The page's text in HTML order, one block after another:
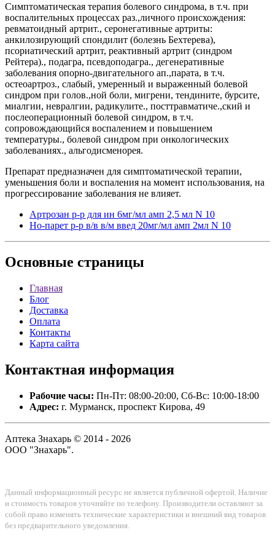
Симптоматическая терапия болевого синдрома, в т.ч. при
воспалительных процессах раз­.,личного происхождения:
ревматоидный артрит., серонегативные артриты:
анкилозирующий спондилит (болезнь Бехтерева),
псориатический артрит, реактивный артрит (синдром
Рейтера)., подагра, псевдоподагра., дегенеративные
заболевания опорно-двигательного ап­.,парата, в т.ч.
остеоартроз., слабый, умеренный и выраженный болевой
синдром при голов­.,ной боли, мигрени, тендините, бурсите,
миалгии, невралгии, радикулите., посттравматиче­.,ский и
послеоперационный болевой синдром, в т.ч.
сопровождающийся воспалением и повышением
температуры., болевой синдром при онкологических
заболеваниях., альгодисменорея.
Препарат предназначен для симптоматической терапии,
уменьшения боли и воспаления на момент использования, на
прогрессирование заболевания не влияет.
Артрозан р-р для ин 6мг/мл амп 2,5 мл N 10
Но-парет р-р в/в в/м введ 20мг/мл амп 2мл N 10
Основные страницы
Главная
Блог
Доставка
Оплата
Контакты
Карта сайта
Контактная информация
Рабочие часы: Пн-Пт: 08:00-20:00, Сб-Вс: 10:00-18:00
Адрес: г. Мурманск, проспект Кирова, 49
Аптека Знахарь © 2014 - 2026
ООО "Знахарь".
Данный информационный ресурс не является публичной офертой. Наличие
и стоимость товаров уточняйте по телефону. Производители оставляют за
собой право изменять технические характеристики и внешний вид товаров
без предварительного уведомления.